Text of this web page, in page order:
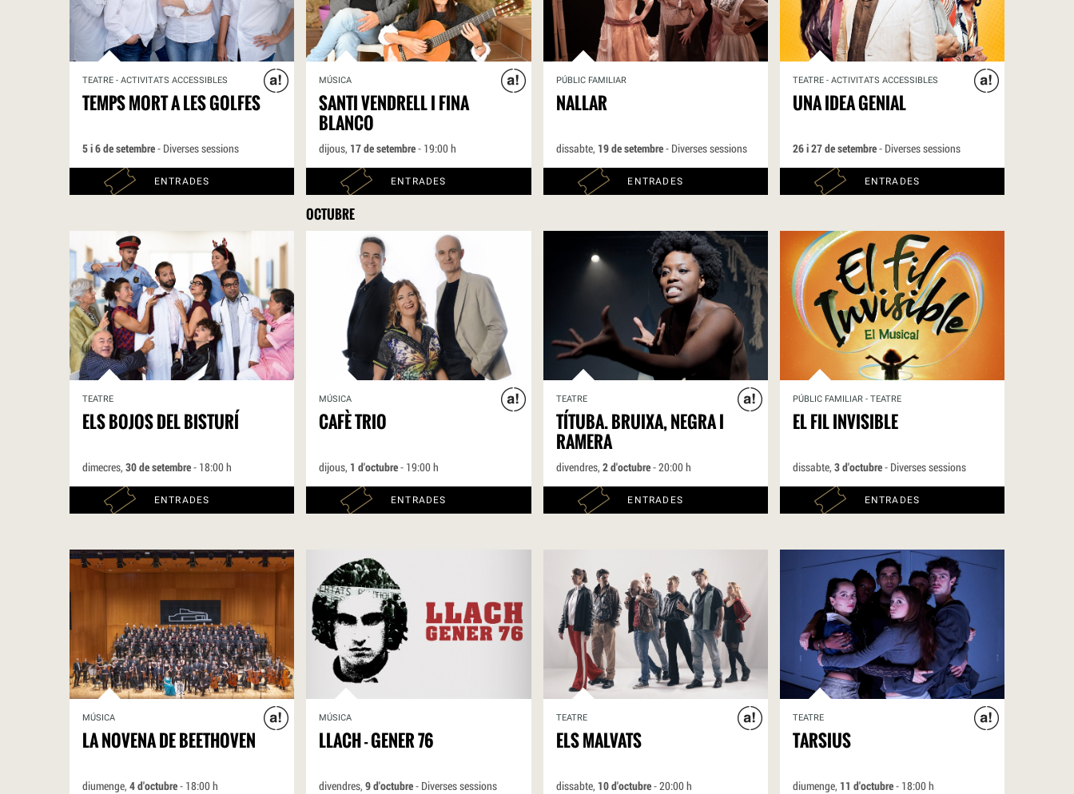
RBLS
TEATRE - ACTIVITATS ACCESSIBLES
TEMPS MORT A LES GOLFES
5 i 6 de setembre- Diverses sessions
ENTRADES
MÚSICA
SANTI VENDRELL I FINA
BLANCO
dijous, 17 de setembre- 19:00 h
ENTRADES
PÚBLIC FAMILIAR
NALLAR
dissabte, 19 de setembre- Diverses sessions
ENTRADES
TEATRE - ACTIVITATS ACCESSIBLES
UNA IDEA GENIAL
26 i 27 de setembre- Diverses sessions
ENTRADES
TEATRE
ELS BOJOS DEL BISTURÍ
dimecres, 30 de setembre- 18:00 h
ENTRADES
OCTUBRE
MÚSICA
CAFÈ TRIO
dijous, 1 d'octubre- 19:00 h
ENTRADES
TEATRE
TÍTUBA. BRUIXA, NEGRA I
RAMERA
divendres, 2 d'octubre- 20:00 h
ENTRADES
PÚBLIC FAMILIAR - TEATRE
EL FIL INVISIBLE
dissabte, 3 d'octubre- Diverses sessions
ENTRADES
MÚSICA
LA NOVENA DE BEETHOVEN
diumenge, 4 d'octubre- 18:00 h
MÚSICA
LLACH - GENER 76
divendres,9 d'octubre- Diverses sessions
TEATRE
ELS MALVATS
dissabte, 10 d'octubre- 20:00 h
TEATRE
TARSIUS
diumenge, 11 d'octubre- 18:00 h